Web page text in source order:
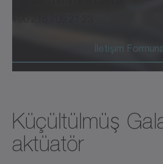
İletişim
Küçültülmüş
aktüatör